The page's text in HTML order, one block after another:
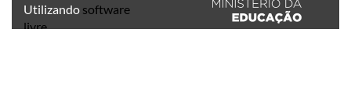
Utilizando software
livre.